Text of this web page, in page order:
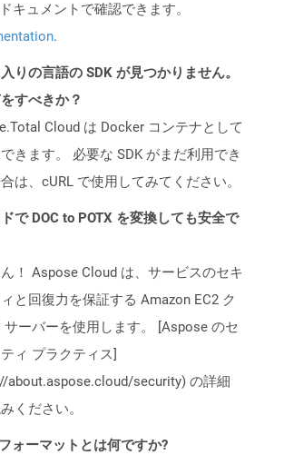
キュメントで確認できます。
.
りの言語の SDK が見つかりません。
すべきか？
Cloud は Docker コンテナとして
きます。 必要な SDK がまだ利用でき
は、cURL で使用してみてください。
で DOC to POTX を変換しても安全で
！ Aspose Cloud は、サービスのセキ
と回復力を保証する Amazon EC2 ク
サーバーを使用します。 [Aspose のセ
ィ プラクティス]
about.aspose.cloud/security) の詳細
ください。
ォーマットとは何ですか?